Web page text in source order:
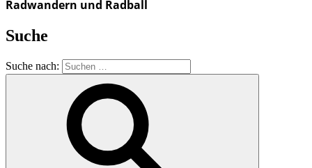
Radwandern und Radball
Suche
Suche nach: